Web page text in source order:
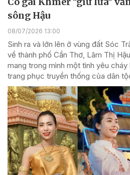
sông Hậu
08/07/2026 13:00
Sinh ra và lớn lên ở vùng đất Sóc
về thành phố Cần Thơ, Lâm Thị
mang trong mình một tình yêu
trang phục truyền thống của dân